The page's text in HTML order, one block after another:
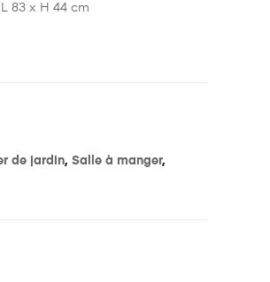
83 x H 44 cm
de jardin, Salle à manger,